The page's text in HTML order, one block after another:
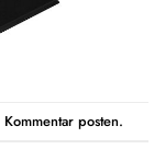
Kommentar posten.